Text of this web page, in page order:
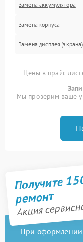
Замена аккумулятора
Замена корпуса
Замена дисплея (экрана)
Цены в прайс-
Мы проверим ваше
Получите
ремонт
Акция
При оформлении